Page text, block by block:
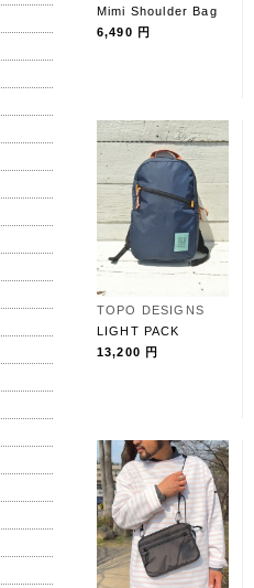
Mimi Shoulder Bag
6,490 円
TOPO DESIGNS
LIGHT PACK
13,200 円